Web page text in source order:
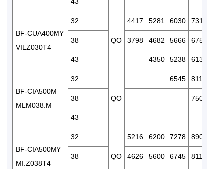
BF-CUA400MY
VILZ030T4
32
QO
4417 5281 6030 7314
38 3798 4682 5666 6751
43 4350 5238 6132
BF-CIA500M
MLM038.M
32
QO
6545 8118
38 7503
43
BF-CIA500MY
MI.Z038T4
32
QO
5216 6200 7278 8905
38 4626 5600 6745 8115